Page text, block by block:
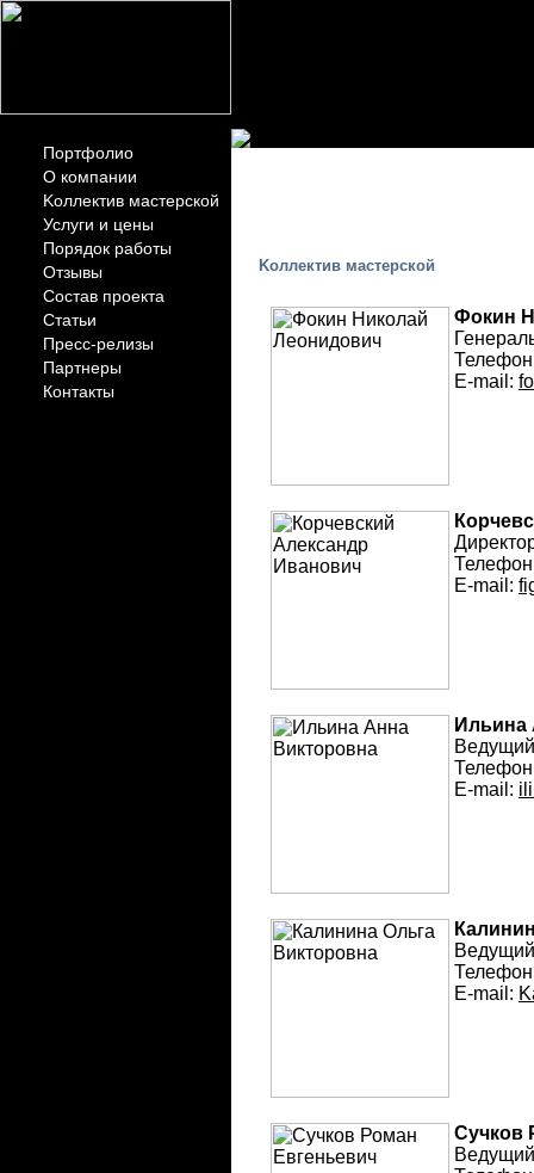
Портфолио
О компании
Kоллектив мастерской
Услуги и цены
Порядок работы
Отзывы
Состав проекта
Статьи
Пресс-релизы
Партнеры
Контакты
Kоллектив мастерской
Фокин
E-mail:
E-mail:
Ильина
E-mail:
E-mail:
Сучков